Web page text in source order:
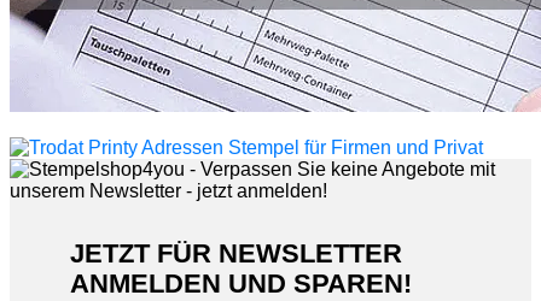
JETZT FÜR NEWSLETTER
ANMELDEN UND SPAREN!